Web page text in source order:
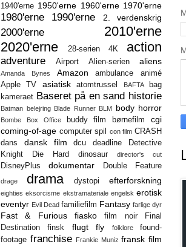
1940'erne 1950'erne 1960'erne 1970'erne
1980'erne 1990'erne 2. verdenskrig
2000'erne
2010'erne
2020'erne
28-serien 4K action
adventure Airport Alien-serien aliens
Amanda Bynes Amazon ambulance
animé
Apple TV
asiatisk atomtrussel BAFTA
bag
kameraet Baseret på en sand historie
Batman belejring Blade Runner BLM body horror
Bombe Box Office buddy film børnefilm
cgi
coming-of-age computer spil con film CRASH
dans
dansk film dcu deadline
Detective
Knight
Die Hard dinosaur director's cut
DisneyPlus dokumentar Double Feature
drage drama dystopi efterforskning
eighties eksorcisme ekstramateriale engelsk erotisk
eventyr Evil Dead familiefilm Fantasy farlige dyr
Fast & Furious fiasko film noir
Final
Destination
finsk flugt fly folklore
found-
footage franchise Frankie Muniz fransk film